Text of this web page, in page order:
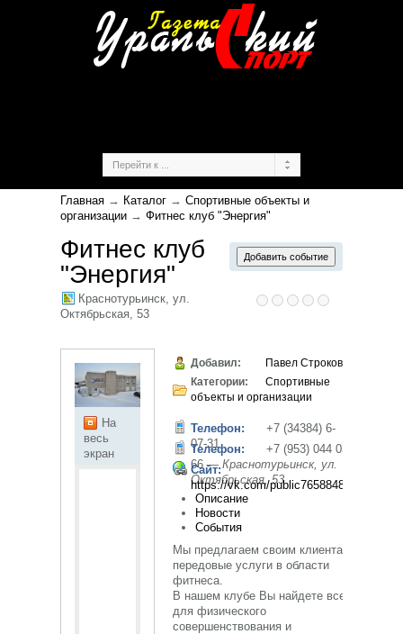
Главная → Каталог →Спортивные объекты и
организации →Фитнес клуб "Энергия"
Фитнес клуб
"Энергия"
Краснотурьинск, ул.
Октябрьская, 53
На
весь
экран
Добавил:
Павел Строков
Категории:
Спортивные
объекты и организации
Телефон:
+7 (34384) 6-
07-31
Телефон:
+7 (953) 044 03
66— Краснотурьинск, ул.
Октябрьская, 53
Сайт:
https://vk.com/public76588489
Описание
Новости
События
Мы предлагаем своим клиентам
передовые услуги в области
фитнеса.
В нашем клубе Вы найдете все
для физического
совершенствования и